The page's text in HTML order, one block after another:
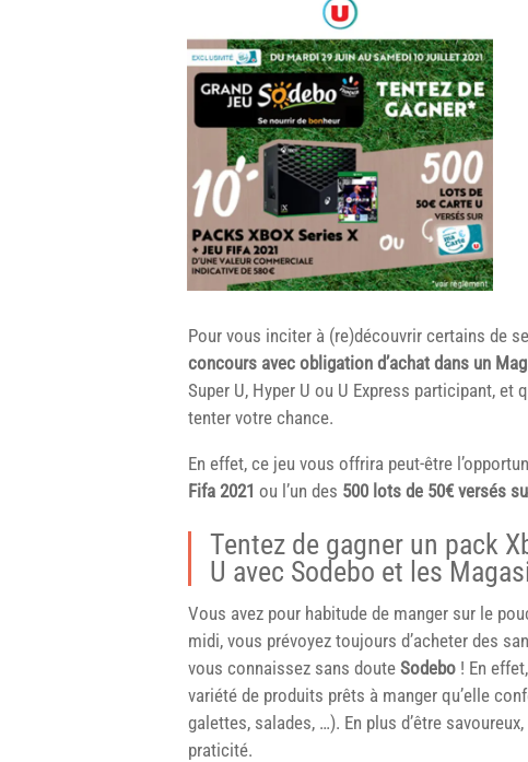
Pour vous inciter à (re)découvrir certains de
concours avec obligation d’achat dans un
Super U, Hyper U ou U Express participant, et
tenter votre chance.
En effet, ce jeu vous offrira peut-être
Fifa 2021 ou l’un des 500 lots de 50€ versés
Tentez de gagner un pack
U avec Sodebo et les
Vous avez pour habitude de manger sur le
midi, vous prévoyez toujours d’acheter des
vous connaissez sans doute Sodebo ! En
variété de produits prêts à manger qu’elle
galettes, salades, …). En plus d’être
praticité.